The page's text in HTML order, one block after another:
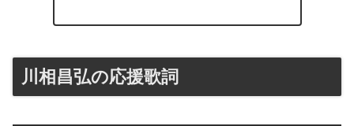
川相昌弘の応援歌詞